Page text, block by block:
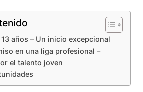
años – Un inicio excepcional
en una liga profesional –
el talento joven